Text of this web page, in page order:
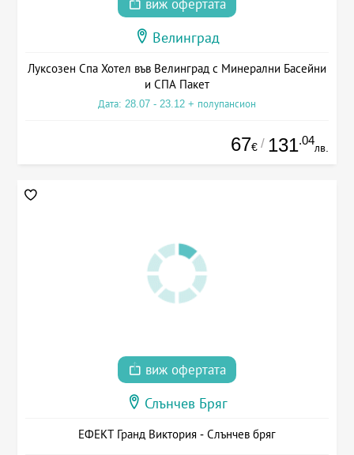
виж офертата
Велинград
Луксозен Спа Хотел във Велинград с Минерални Басейни
и СПА Пакет
Дата: 28.07 - 23.12 + полупансион
67€ / 131.04
лв.
виж офертата
Слънчев Бряг
ЕФЕКТ Гранд Виктория - Слънчев бряг